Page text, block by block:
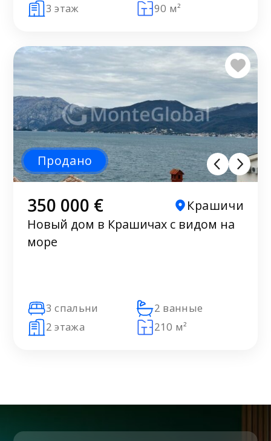
3 этаж
90 м²
Продано
350 000 €
Крашичи
Новый дом в Крашичах с видом на
море
3 спальни
2 ванные
2 этажа
210 м²